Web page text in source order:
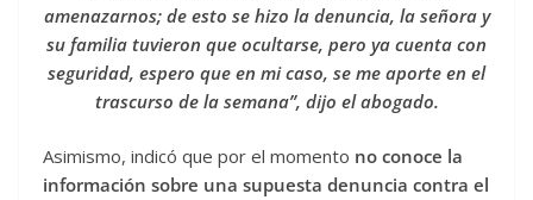
amenazarnos; de esto se hizo la denuncia, la señora y
su familia tuvieron que ocultarse, pero ya cuenta con
seguridad, espero que en mi caso, se me aporte en el
trascurso de la semana”, dijo el abogado.
Asimismo, indicó que por el momento no conoce la
información sobre una supuesta denuncia contra el